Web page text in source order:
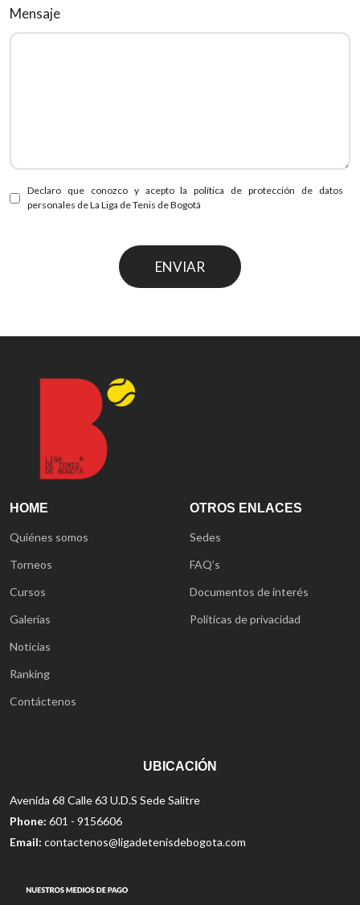
Mensaje
Declaro que conozco y acepto la política de protección de datos
personales de La Liga de Tenis de Bogotá
ENVIAR
HOME
Quiénes somos
Torneos
Cursos
Galerías
Noticias
Ranking
Contáctenos
OTROS ENLACES
Sedes
FAQ’s
Documentos de interés
Políticas de privacidad
UBICACIÓN
Avenida 68 Calle 63 U.D.S Sede Salitre
Phone: 601 - 9156606
Email: contactenos@ligadetenisdebogota.com